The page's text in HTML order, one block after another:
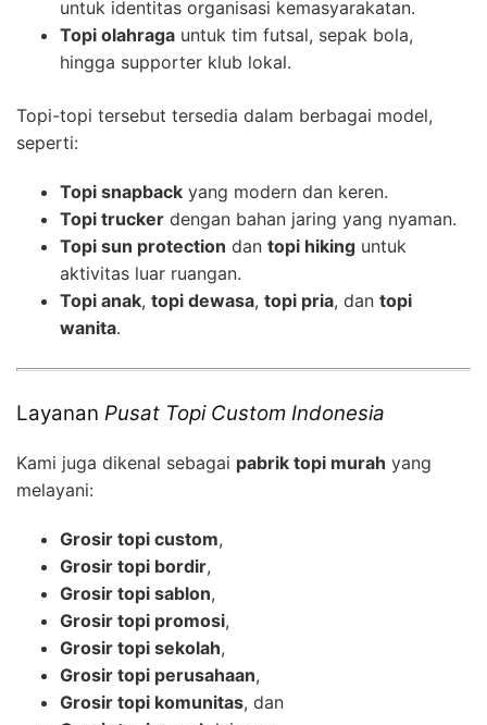
untuk identitas organisasi kemasyarakatan.
Topi olahraga untuk tim futsal, sepak bola,
hingga supporter klub lokal.
Topi-topi tersebut tersedia dalam berbagai model,
seperti:
Topi snapback yang modern dan keren.
Topi trucker dengan bahan jaring yang nyaman.
Topi sun protection dan topi hiking untuk
aktivitas luar ruangan.
Topi anak, topi dewasa, topi pria, dan topi
wanita.
Layanan Pusat Topi Custom Indonesia
Kami juga dikenal sebagai pabrik topi murah yang
melayani:
Grosir topi custom,
Grosir topi bordir,
Grosir topi sablon,
Grosir topi promosi,
Grosir topi sekolah,
Grosir topi perusahaan,
Grosir topi komunitas, dan